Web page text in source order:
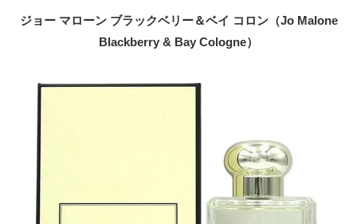
ジョー マローン ブラックベリー＆ベイ コロン（Jo Malone
Blackberry & Bay Cologne）